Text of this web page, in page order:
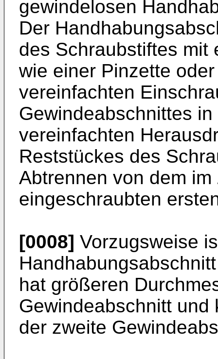
gewindelosen
Der
des Schraubstiftes mit
wie einer Pinzette
vereinfachten
Gewindeabschnittes
vereinfachten
Reststückes des
Abtrennen von dem
eingeschraubten
[0008] Vorzugsweise
hat größeren
Gewindeabschnitt
der zweite